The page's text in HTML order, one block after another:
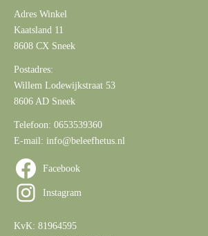
Adres Winkel
Kaatsland 11
8608 CX Sneek
Postadres:
Willem Lodewijkstraat 53
8606 AD Sneek
Telefoon: 0653539360
E-mail: info@beleefhetus.nl
Facebook
Instagram
KvK: 81964595